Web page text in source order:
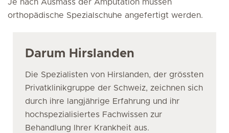
Je nach Ausmass der Amputation müssen
orthopädische Spezialschuhe angefertigt werden.
Darum Hirslanden
Die Spezialisten von Hirslanden, der grössten
Privatklinikgruppe der Schweiz, zeichnen sich
durch ihre langjährige Erfahrung und ihr
hochspezialisiertes Fachwissen zur
Behandlung Ihrer Krankheit aus.